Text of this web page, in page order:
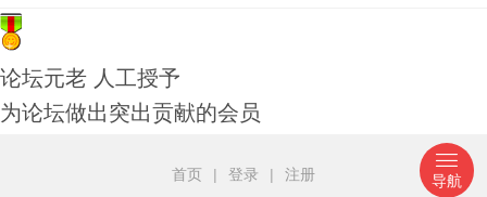
论坛元老 人工授予
为论坛做出突出贡献的会员
首页 | 登录 |
注册
导航